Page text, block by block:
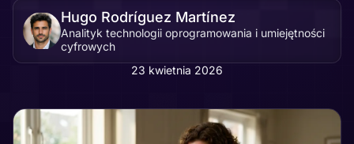
Hugo Rodríguez Martínez
Analityk technologii oprogramowania i umiejętności
cyfrowych
23 kwietnia 2026